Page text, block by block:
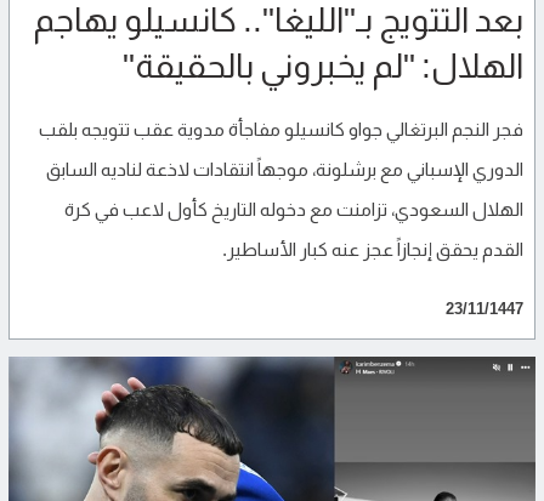
بعد التتويج بـ"الليغا".. كانسيلو يهاجم
الهلال: "لم يخبروني بالحقيقة"
فجر النجم البرتغالي جواو كانسيلو مفاجأة مدوية عقب تتويجه بلقب
الدوري الإسباني مع برشلونة، موجهاً انتقادات لاذعة لناديه السابق
الهلال السعودي، تزامنت مع دخوله التاريخ كأول لاعب في كرة
القدم يحقق إنجازاً عجز عنه كبار الأساطير.
23/11/1447